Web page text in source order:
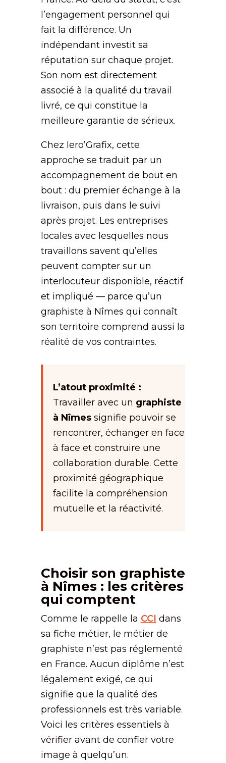
l’engagement personnel qui
fait la différence. Un
indépendant investit sa
réputation sur chaque projet.
Son nom est directement
associé à la qualité du travail
livré, ce qui constitue la
meilleure garantie de sérieux.
Chez Iero’Grafix, cette
approche se traduit par un
accompagnement de bout en
bout : du premier échange à la
livraison, puis dans le suivi
après projet. Les entreprises
locales avec lesquelles nous
travaillons savent qu’elles
peuvent compter sur un
interlocuteur disponible, réactif
et impliqué — parce qu’un
graphiste à Nîmes qui connaît
son territoire comprend aussi la
réalité de vos contraintes.
L’atout proximité :
Travailler avec un graphiste
à Nîmessignifie pouvoir se
rencontrer, échanger en face
à face et construire une
collaboration durable. Cette
proximité géographique
facilite la compréhension
mutuelle et la réactivité.
Choisir son graphiste
à Nîmes : les critères
qui comptent
Comme le rappelle la CCI dans
sa fiche métier, le métier de
graphiste n’est pas réglementé
en France. Aucun diplôme n’est
légalement exigé, ce qui
signifie que la qualité des
professionnels est très variable.
Voici les critères essentiels à
vérifier avant de confier votre
image à quelqu’un.